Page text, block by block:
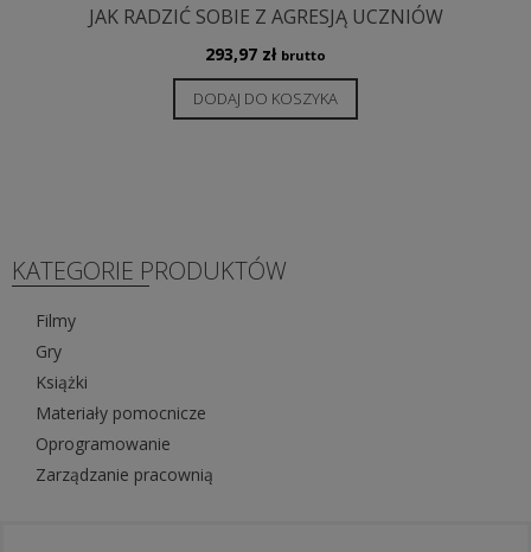
JAK RADZIĆ SOBIE Z AGRESJĄ UCZNIÓW
293,97 zł brutto
DODAJ DO KOSZYKA
KATEGORIE PRODUKTÓW
Filmy
Gry
Książki
Materiały pomocnicze
Oprogramowanie
Zarządzanie pracownią